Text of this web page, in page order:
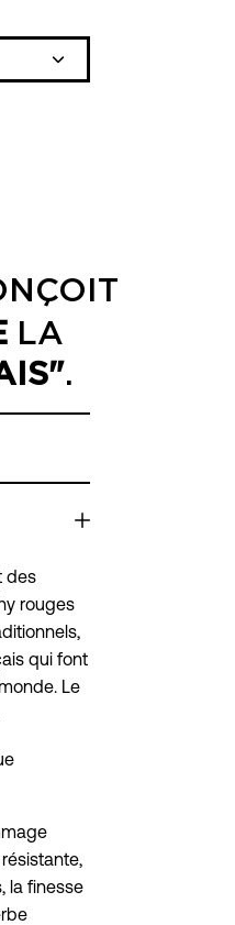
LA
.
des
rouges
qui font
Le
la finesse